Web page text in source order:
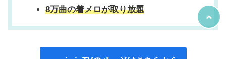
8万曲の着メロが取り放題